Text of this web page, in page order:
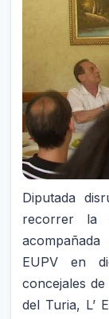
Diputada
recorrer la
EUPV en
concejales
del Turia, L’